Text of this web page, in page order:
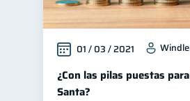
01 / 03 / 2021
¿Con las pilas puestas
Santa?